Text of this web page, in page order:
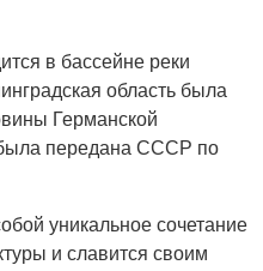
в бассейне реки
область была
Германской
передана СССР по
уникальное сочетание
и славится своим